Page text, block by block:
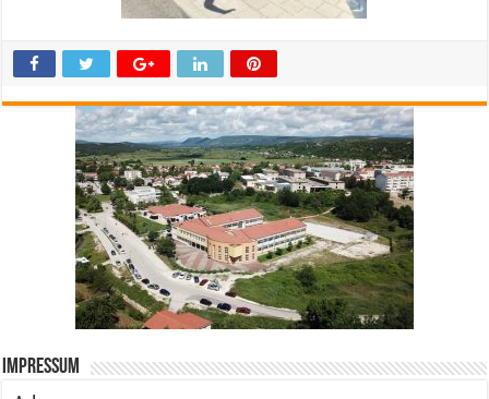
Impressum